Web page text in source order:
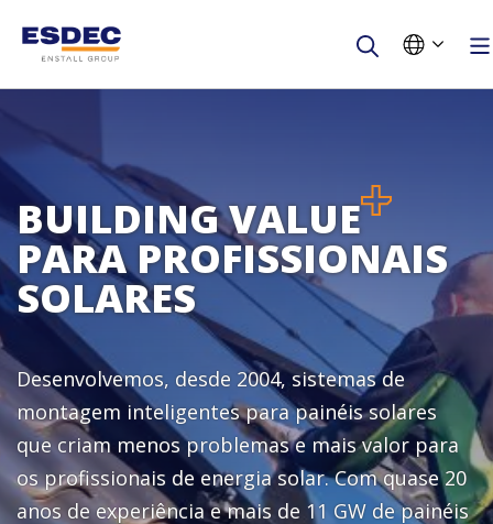
BUILDING VALUE
PARA PROFISSIONAIS
SOLARES
Desenvolvemos, desde 2004, sistemas de
montagem inteligentes para painéis solares
que criam menos problemas e mais valor para
os profissionais de energia solar. Com quase 20
anos de experiência e mais de 11 GW de painéis
Último nome
Empresa
E-mail
Contacto telefónico
É um instalador?